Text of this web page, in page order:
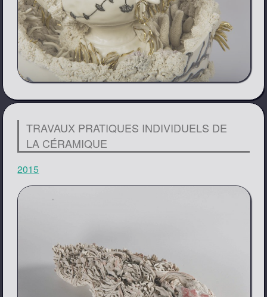
TRAVAUX PRATIQUES INDIVIDUELS DE
LA CÉRAMIQUE
2015